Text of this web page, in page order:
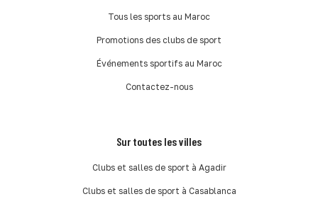
Tous les sports au Maroc
Promotions des clubs de sport
Événements sportifs au Maroc
Contactez-nous
Sur toutes les villes
Clubs et salles de sport à Agadir
Clubs et salles de sport à Casablanca